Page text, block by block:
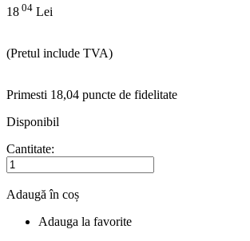
18 04 Lei
(Pretul include TVA)
Primesti 18,04 puncte de fidelitate
Disponibil
Cantitate:
Adaugă în coș
Adauga la favorite